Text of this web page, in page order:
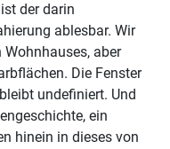
der darin
ablesbar. Wir
aber
Die Fenster
undefiniert. Und
ein
hinein in dieses von